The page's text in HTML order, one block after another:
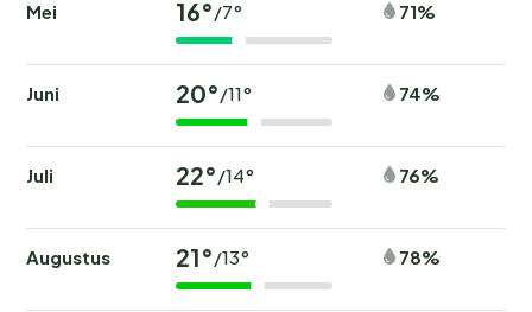
Mei 16°/7° 71%
Juni 20°/11° 74%
Juli 22°/14° 76%
Augustus 21°/13° 78%